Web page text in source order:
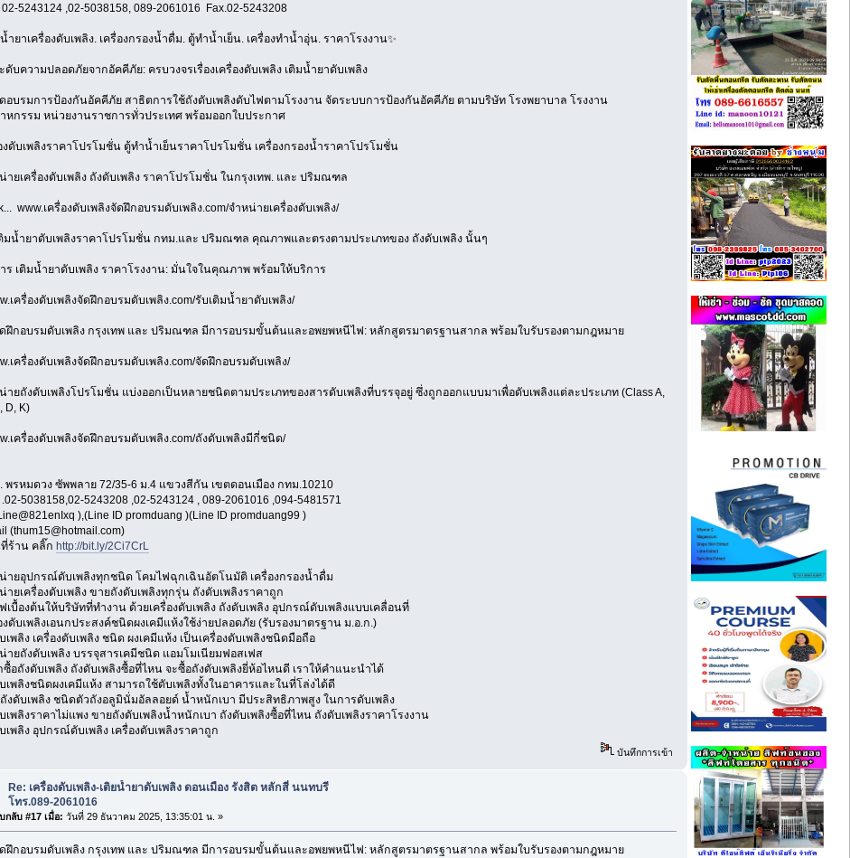
5243124 ,02-5038158, 089-2061016 Fax.02-5243208
ำยาเครื่องดับเพลิง. เครื่องกรองน้ำดื่ม. ตู้ทำน้ำเย็น. เครื่องทำน้ำอุ่น. ราคาโรงงาน✨
ดับความปลอดภัยจากอัคคีภัย: ครบวงจรเรื่องเครื่องดับเพลิง เติมน้ำยาดับเพลิง
อบรมการป้องกันอัคคีภัย สาธิตการใช้ถังดับเพลิงดับไฟตามโรงงาน จัดระบบการป้องกันอัคคีภัย ตามบริษัท โรงพยาบาล โรงงาน
หกรรม หน่วยงานราชการทั่วประเทศ พร้อมออกใบประกาศ
งดับเพลิงราคาโปรโมชั่น ตู้ทำน้ำเย็นราคาโปรโมชั่น เครื่องกรองน้ำราคาโปรโมชั่น
ายเครื่องดับเพลิง ถังดับเพลิง ราคาโปรโมชั่น ในกรุงเทพ. และ ปริมณฑล
www.เครื่องดับเพลิงจัดฝึกอบรมดับเพลิง.com/จำหน่ายเครื่องดับเพลิง/
มน้ำยาดับเพลิงราคาโปรโมชั่น กทม.และ ปริมณฑล คุณภาพและตรงตามประเภทของ ถังดับเพลิง นั้นๆ
ร เติมน้ำยาดับเพลิง ราคาโรงงาน: มั่นใจในคุณภาพ พร้อมให้บริการ
เครื่องดับเพลิงจัดฝึกอบรมดับเพลิง.com/รับเติมน้ำยาดับเพลิง/
ฝึกอบรมดับเพลิง กรุงเทพ และ ปริมณฑล มีการอบรมขั้นต้นและอพยพหนีไฟ: หลักสูตรมาตรฐานสากล พร้อมใบรับรองตามกฎหมาย
เครื่องดับเพลิงจัดฝึกอบรมดับเพลิง.com/จัดฝึกอบรมดับเพลิง/
ายถังดับเพลิงโปรโมชั่น แบ่งออกเป็นหลายชนิดตามประเภทของสารดับเพลิงที่บรรจุอยู่ ซึ่งถูกออกแบบมาเพื่อดับเพลิงแต่ละประเภท (Class A,
D, K)
เครื่องดับเพลิงจัดฝึกอบรมดับเพลิง.com/ถังดับเพลิงมีกี่ชนิด/
พรหมดวง ซัพพลาย 72/35-6 ม.4 แขวงสีกัน เขตดอนเมือง กทม.10210
5038158,02-5243208 ,02-5243124 , 089-2061016 ,094-5481571
),(Line ID promduang )(Line ID promduang99 )
(thum15@hotmail.com)
ร้าน คลิ๊ก http://bit.ly/2Ci7CrL
ายอุปกรณ์ดับเพลิงทุกชนิด โคมไฟฉุกเฉินอัตโนมัติ เครื่องกรองน้ำดื่ม
ายเครื่องดับเพลิง ขายถังดับเพลิงทุกรุ่น ถังดับเพลิงราคาถูก
เบื้องต้นให้บริษัทที่ทำงาน ด้วยเครื่องดับเพลิง ถังดับเพลิง อุปกรณ์ดับเพลิงแบบเคลื่อนที่
งดับเพลิงเอนกประสงค์ชนิดผงเคมีแห้งใช้ง่ายปลอดภัย (รับรองมาตรฐาน ม.อ.ก.)
เพลิง เครื่องดับเพลิง ชนิด ผงเคมีแห้ง เป็นเครื่องดับเพลิงชนิดมือถือ
ายถังดับเพลิง บรรจุสารเคมีชนิด แอมโมเนียมฟอสเฟส
ซื้อถังดับเพลิง ถังดับเพลิงซื้อที่ไหน จะซื้อถังดับเพลิงยี่ห้อไหนดี เราให้คำแนะนำได้
เพลิงชนิดผงเคมีแห้ง สามารถใช้ดับเพลิงทั้งในอาคารและในที่โล่งได้ดี
งดับเพลิง ชนิดตัวถังอลูมินั่มอัลลอยด์ น้ำหนักเบา มีประสิทธิภาพสูง ในการดับเพลิง
เพลิงราคาไม่แพง ขายถังดับเพลิงน้ำหนักเบา ถังดับเพลิงซื้อที่ไหน ถังดับเพลิงราคาโรงงาน
เพลิง อุปกรณ์ดับเพลิง เครื่องดับเพลิงราคาถูก
บันทึกการเข้า
Re: เครื่องดับเพลิง-เติยน้ำยาดับเพลิง ดอนเมือง รังสิต หลักสี่ นนทบรี
โทร.089-2061016
กลับ #17 เมื่อ: วันที่ 29 ธันวาคม 2025, 13:35:01 น. »
ฝึกอบรมดับเพลิง กรุงเทพ และ ปริมณฑล มีการอบรมขั้นต้นและอพยพหนีไฟ: หลักสูตรมาตรฐานสากล พร้อมใบรับรองตามกฎหมาย